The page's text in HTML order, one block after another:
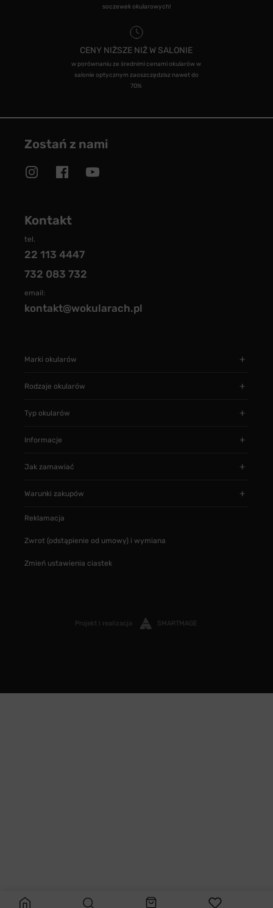
soczewek okularowych!
CENY NIŻSZE NIŻ W SALONIE
w porównaniu ze średnimi cenami okularów w
salonie optycznym zaoszczędzisz nawet do
70%
Zostań z nami
Kontakt
tel.
22 113 4447
732 083 732
email:
kontakt@wokularach.pl
Marki okularów
Rodzaje okularów
Typ okularów
Informacje
Jak zamawiać
Warunki zakupów
Reklamacja
Zwrot (odstąpienie od umowy) i wymiana
Zmień ustawienia ciastek
Projekt i realizacja SMARTMAGE